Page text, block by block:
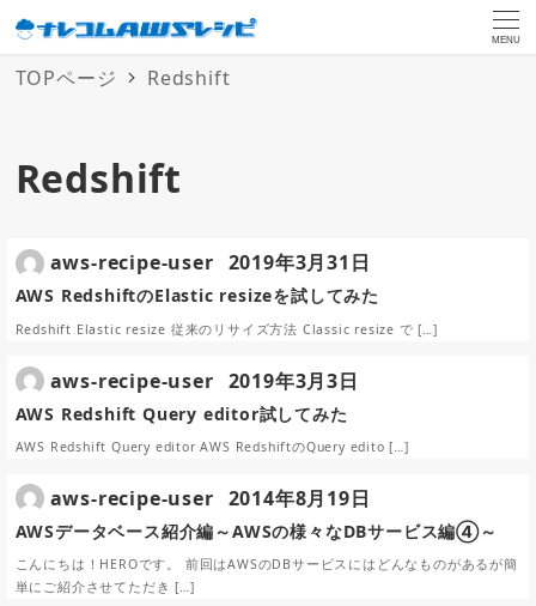
MENU
TOPページ Redshift
Redshift
AWS RedshiftのElastic resizeを試してみた
Redshift Elastic resize 従来のリサイズ方法 Classic resize で […]
aws-recipe-user 2019年3月31日
AWS Redshift Query editor試してみた
AWS Redshift Query editor AWS RedshiftのQuery edito […]
aws-recipe-user 2019年3月3日
AWSデータベース紹介編～AWSの様々なDBサービス編④～
こんにちは！HEROです。 前回はAWSのDBサービスにはどんなものがあるが簡
単にご紹介させてただき […]
aws-recipe-user 2014年8月19日